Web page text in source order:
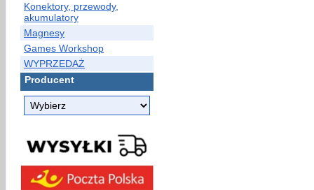
Konektory, przewody,
akumulatory
Magnesy
Games Workshop
WYPRZEDAŻ
Producent